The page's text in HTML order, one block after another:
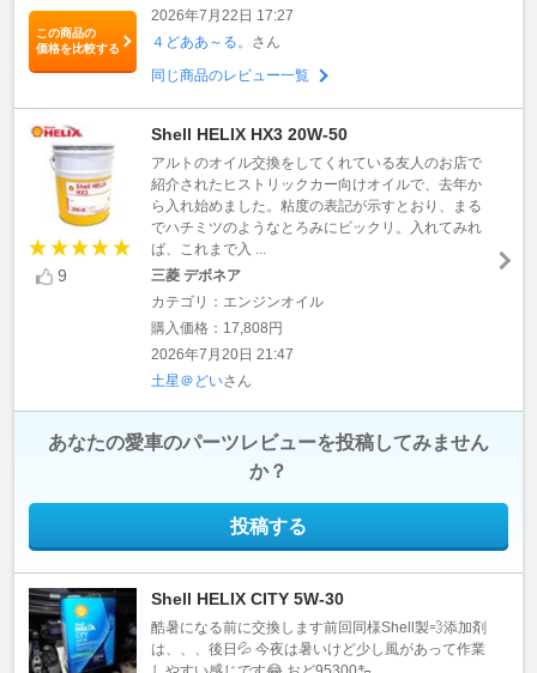
この商品の
価格を比較する
2026年7月22日 17:27
４どああ～る。 さん
同じ商品のレビュー一覧
9
Shell HELIX HX3 20W-50
アルトのオイル交換をしてくれている友人のお店で
紹介されたヒストリックカー向けオイルで、去年か
ら入れ始めました。粘度の表記が示すとおり、まる
でハチミツのようなとろみにビックリ。入れてみれ
ば、これまで入 ...
三菱 デボネア
カテゴリ：エンジンオイル
購入価格：17,808円
2026年7月20日 21:47
土星＠どいさん
あなたの愛車のパーツレビューを投稿してみません
か？
投稿する
Shell HELIX CITY 5W-30
酷暑になる前に交換します前回同様Shell製💨添加剤
は、、、後日💦 今夜は暑いけど少し風があって作業